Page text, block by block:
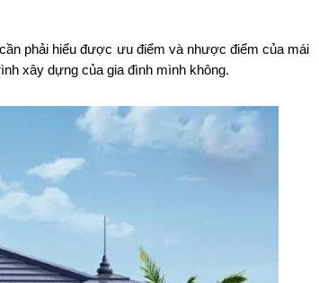
phải hiểu được ưu điểm và nhược điểm của mái
xây dựng của gia đình mình không.